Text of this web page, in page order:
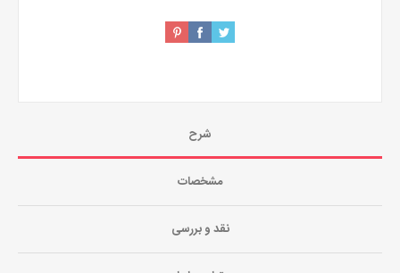
شرح
مشخصات
نقد و بررسی